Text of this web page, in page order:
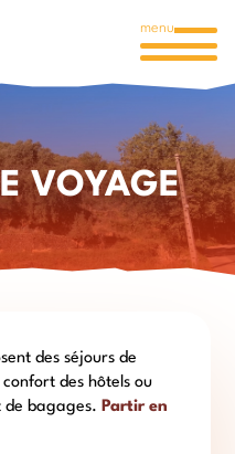
menu
VOYAGE
des séjours de
des hôtels ou
de bagages. Partir en